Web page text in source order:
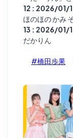
12 : 2026/01/
ほのほの かみ
13 : 2026/01/
だかりん
#橋田歩果